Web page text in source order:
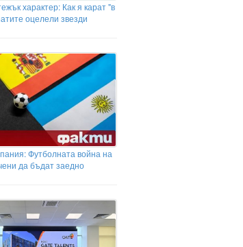
характер: Как я карат "в
оцелели звезди
Футболната война на
да бъдат заедно